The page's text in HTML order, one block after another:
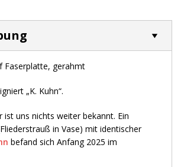
Faserplatte, gerahmt
„K. Kuhn“.
ist uns nichts weiter bekannt. Ein
in Vase) mit identischer
befand sich Anfang 2025 im